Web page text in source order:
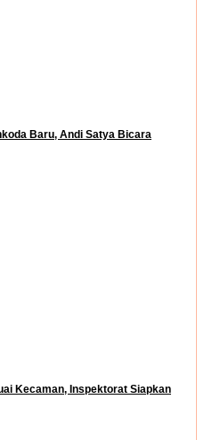
Baru, Andi Satya Bicara
Kecaman, Inspektorat Siapkan